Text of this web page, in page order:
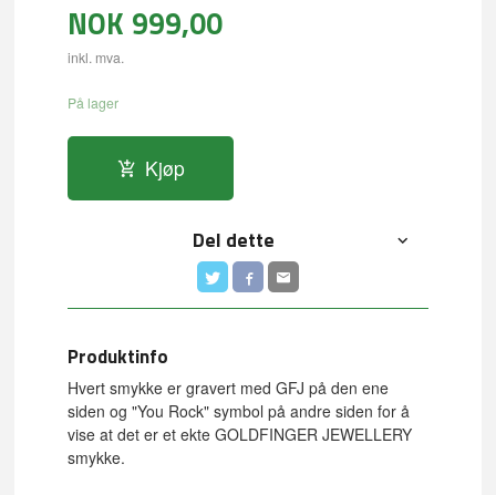
NOK 999,00
inkl. mva.
På lager
Kjøp
Del dette
Produktinfo
Hvert smykke er gravert med GFJ på den ene
siden og "You Rock" symbol på andre siden for å
vise at det er et ekte GOLDFINGER JEWELLERY
smykke.